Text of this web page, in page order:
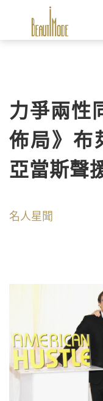
力爭兩性
佈局》布
亞當斯聲
名人星聞